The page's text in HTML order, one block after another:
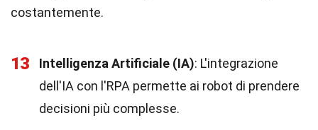
costantemente.
13 Intelligenza Artificiale (IA): L'integrazione
dell'IA con l'RPA permette ai robot di prendere
decisioni più complesse.